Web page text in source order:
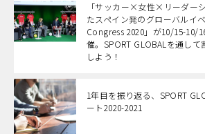
「サッカー×女性×リーダー
たスペイン発のグローバルイ
Congress 2020」が10/15-10/
催。SPORT GLOBALを通し
しよう！
1年目を振り返る、SPORT
ート2020-2021